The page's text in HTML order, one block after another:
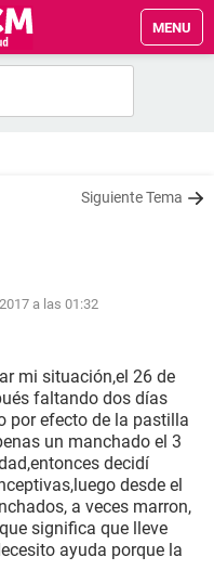
MENU
Siguiente Tema
a las 01:32
mi situación,el 26 de
faltando dos días
por efecto de la pastilla
un manchado el 3
decidí
desde el
a veces marron,
significa que lleve
ayuda porque la